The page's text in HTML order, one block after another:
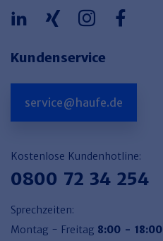
Kundenservice
service@haufe.de
Kostenlose Kundenhotline:
0800 72 34 254
Sprechzeiten:
Montag - Freitag 8:00 - 18:00